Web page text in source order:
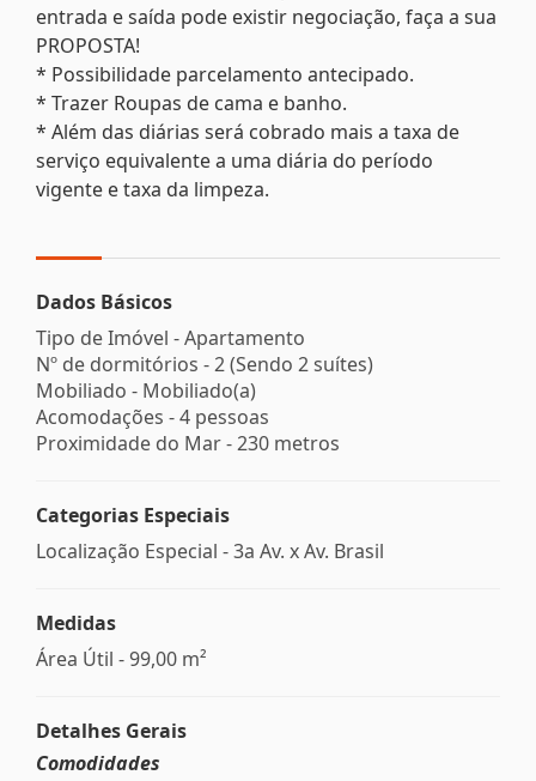
entrada e saída pode existir negociação, faça a sua
PROPOSTA!
* Possibilidade parcelamento antecipado.
* Trazer Roupas de cama e banho.
* Além das diárias será cobrado mais a taxa de
serviço equivalente a uma diária do período
vigente e taxa da limpeza.
Dados Básicos
Tipo de Imóvel - Apartamento
Nº de dormitórios - 2 (Sendo 2 suítes)
Mobiliado - Mobiliado(a)
Acomodações - 4 pessoas
Proximidade do Mar - 230 metros
Categorias Especiais
Localização Especial - 3a Av. x Av. Brasil
Medidas
Área Útil - 99,00 m²
Detalhes Gerais
Comodidades